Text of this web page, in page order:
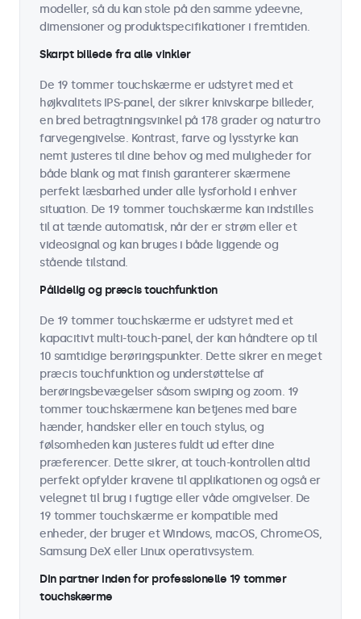
modeller, så du kan stole på den samme ydeevne,
dimensioner og produktspecifikationer i fremtiden.
Skarpt billede fra alle vinkler
De 19 tommer touchskærme er udstyret med et
højkvalitets IPS-panel, der sikrer knivskarpe billeder,
en bred betragtningsvinkel på 178 grader og naturtro
farvegengivelse. Kontrast, farve og lysstyrke kan
nemt justeres til dine behov og med muligheder for
både blank og mat finish garanterer skærmene
perfekt læsbarhed under alle lysforhold i enhver
situation. De 19 tommer touchskærme kan indstilles
til at tænde automatisk, når der er strøm eller et
videosignal og kan bruges i både liggende og
stående tilstand.
Pålidelig og præcis touchfunktion
De 19 tommer touchskærme er udstyret med et
kapacitivt multi-touch-panel, der kan håndtere op til
10 samtidige berøringspunkter. Dette sikrer en meget
præcis touchfunktion og understøttelse af
berøringsbevægelser såsom swiping og zoom. 19
tommer touchskærmene kan betjenes med bare
hænder, handsker eller en touch stylus, og
følsomheden kan justeres fuldt ud efter dine
præferencer. Dette sikrer, at touch-kontrollen altid
perfekt opfylder kravene til applikationen og også er
velegnet til brug i fugtige eller våde omgivelser. De
19 tommer touchskærme er kompatible med
enheder, der bruger et Windows, macOS, ChromeOS,
Samsung DeX eller Linux operativsystem.
Din partner inden for professionelle 19 tommer
touchskærme